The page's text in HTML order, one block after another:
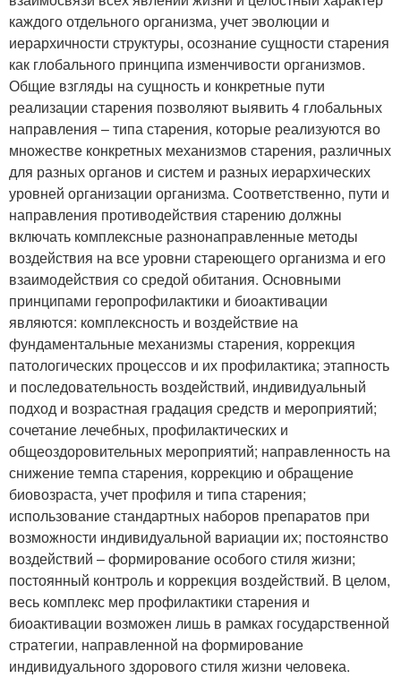
каждого отдельного организма, учет эволюции и
иерархичности структуры, осознание сущности старения
как глобального принципа изменчивости организмов.
Общие взгляды на сущность и конкретные пути
реализации старения позволяют выявить 4 глобальных
направления – типа старения, которые реализуются во
множестве конкретных механизмов старения, различных
для разных органов и систем и разных иерархических
уровней организации организма. Соответственно, пути и
направления противодействия старению должны
включать комплексные разнонаправленные методы
воздействия на все уровни стареющего организма и его
взаимодействия со средой обитания. Основными
принципами геропрофилактики и биоактивации
являются: комплексность и воздействие на
фундаментальные механизмы старения, коррекция
патологических процессов и их профилактика; этапность
и последовательность воздействий, индивидуальный
подход и возрастная градация средств и мероприятий;
сочетание лечебных, профилактических и
общеоздоровительных мероприятий; направленность на
снижение темпа старения, коррекцию и обращение
биовозраста, учет профиля и типа старения;
использование стандартных наборов препаратов при
возможности индивидуальной вариации их; постоянство
воздействий – формирование особого стиля жизни;
постоянный контроль и коррекция воздействий. В целом,
весь комплекс мер профилактики старения и
биоактивации возможен лишь в рамках государственной
стратегии, направленной на формирование
индивидуального здорового стиля жизни человека.